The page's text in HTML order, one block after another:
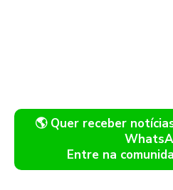
🌎 Quer receber
Entre na